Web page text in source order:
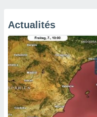
Actualités